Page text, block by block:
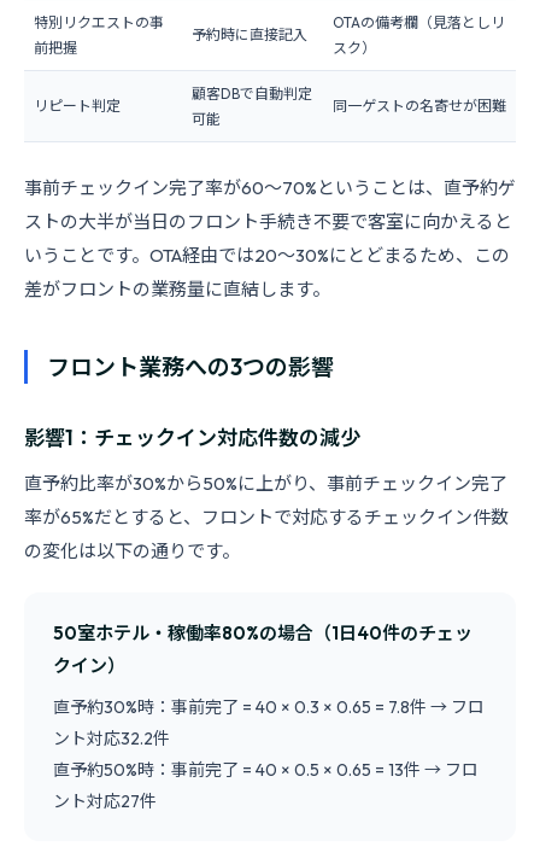
特別リクエストの事
前把握
予約時に直接記入
OTAの備考欄（見落としリ
スク）
リピート判定
顧客DBで自動判定
可能
同一ゲストの名寄せが困難
事前チェックイン完了率が60〜70%ということは、直予約ゲ
ストの大半が当日のフロント手続き不要で客室に向かえると
いうことです。OTA経由では20〜30%にとどまるため、この
差がフロントの業務量に直結します。
フロント業務への3つの影響
影響1：チェックイン対応件数の減少
直予約比率が30%から50%に上がり、事前チェックイン完了
率が65%だとすると、フロントで対応するチェックイン件数
の変化は以下の通りです。
50室ホテル・稼働率80%の場合（1日40件のチェッ
クイン）
直予約30%時：事前完了 = 40 × 0.3 × 0.65 = 7.8件 → フロ
ント対応32.2件
直予約50%時：事前完了 = 40 × 0.5 × 0.65 = 13件 → フロ
ント対応27件